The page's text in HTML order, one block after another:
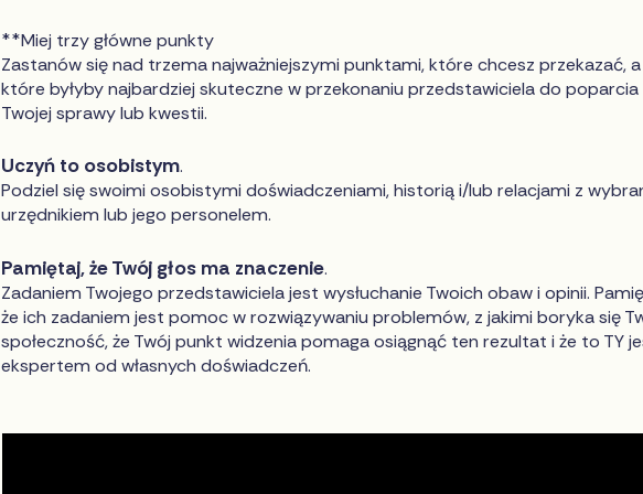
**Miej trzy główne punkty
Zastanów się nad trzema najważniejszymi punktami, które chcesz przekazać, a
które byłyby najbardziej skuteczne w przekonaniu przedstawiciela do poparcia
Twojej sprawy lub kwestii.
Uczyń to osobistym.
Podziel się swoimi osobistymi doświadczeniami, historią i/lub relacjami z
urzędnikiem lub jego personelem.
Pamiętaj, że Twój głos ma znaczenie.
Zadaniem Twojego przedstawiciela jest wysłuchanie Twoich obaw i opinii.
że ich zadaniem jest pomoc w rozwiązywaniu problemów, z jakimi boryka się
społeczność, że Twój punkt widzenia pomaga osiągnąć ten rezultat i że to TY
ekspertem od własnych doświadczeń.